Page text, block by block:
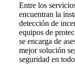
Entre los
encuentran la
detección de
equipos de
se encarga de
mejor solución
seguridad en